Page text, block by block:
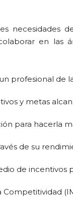
necesidades
en las
profesional de
y metas
para hacerla
de su
de incentivos